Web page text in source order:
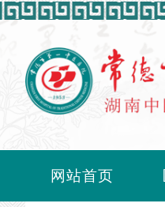
网站首页